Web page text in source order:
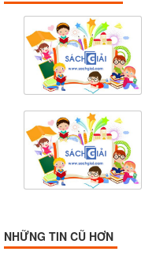
NHỮNG TIN CŨ HƠN